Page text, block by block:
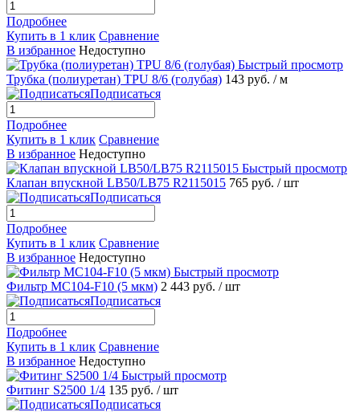
Подробнее
Купить в 1 клик Сравнение
В избранное Недоступно
Быстрый просмотр
Трубка (полиуретан) TPU 8/6 (голубая) 143 руб. / м
Подписаться
Подробнее
Купить в 1 клик Сравнение
В избранное Недоступно
Быстрый просмотр
Клапан впускной LB50/LB75 R2115015 765 руб. / шт
Подписаться
Подробнее
Купить в 1 клик Сравнение
В избранное Недоступно
Быстрый просмотр
Фильтр МС104-F10 (5 мкм) 2 443 руб. / шт
Подписаться
Подробнее
Купить в 1 клик Сравнение
В избранное Недоступно
Быстрый просмотр
Фитинг S2500 1/4 135 руб. / шт
Подписаться